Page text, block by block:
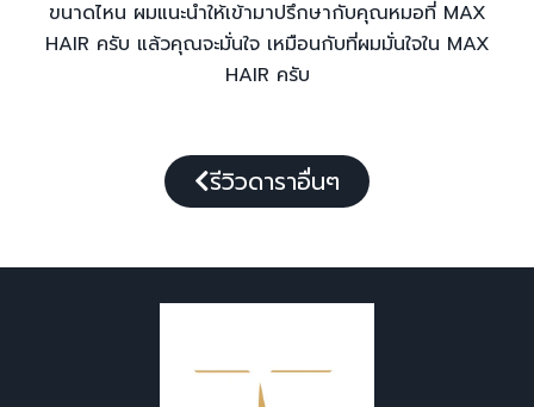
ขนาดไหน ผมแนะนำให้เข้ามาปรึกษากับคุณหมอที่ MAX
HAIR ครับ แล้วคุณจะมั่นใจ เหมือนกับที่ผมมั่นใจใน MAX
HAIR ครับ
รีวิวดาราอื่นๆ